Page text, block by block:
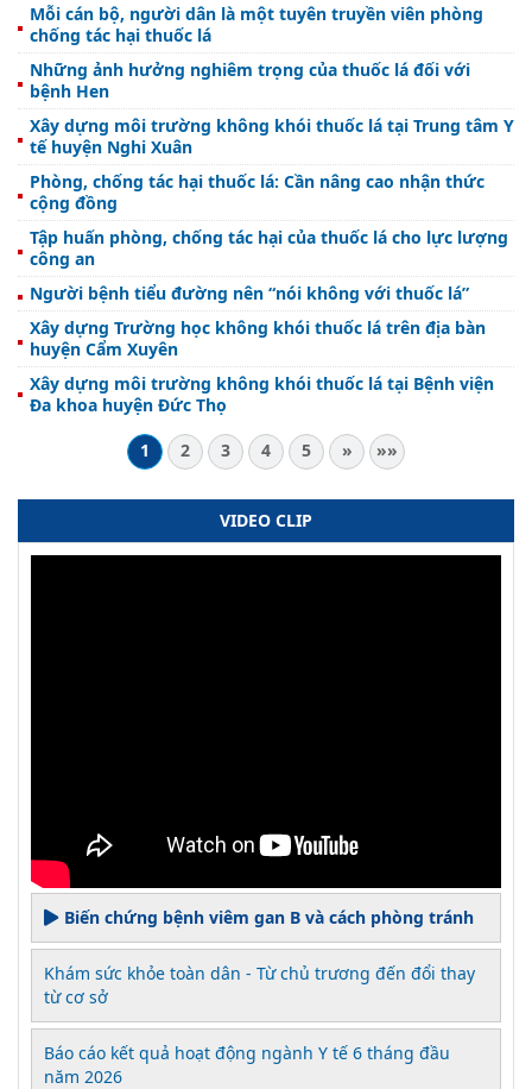
Mỗi cán bộ, người dân là một tuyên truyền viên phòng
chống tác hại thuốc lá
Những ảnh hưởng nghiêm trọng của thuốc lá đối với
bệnh Hen
Xây dựng môi trường không khói thuốc lá tại Trung tâm Y
tế huyện Nghi Xuân
Phòng, chống tác hại thuốc lá: Cần nâng cao nhận thức
cộng đồng
Tập huấn phòng, chống tác hại của thuốc lá cho lực lượng
công an
Người bệnh tiểu đường nên “nói không với thuốc lá”
Xây dựng Trường học không khói thuốc lá trên địa bàn
huyện Cẩm Xuyên
Xây dựng môi trường không khói thuốc lá tại Bệnh viện
Đa khoa huyện Đức Thọ
1
2 3 4 5 » »»
VIDEO CLIP
Biến chứng bệnh viêm gan B và cách phòng tránh
Khám sức khỏe toàn dân - Từ chủ trương đến đổi thay
từ cơ sở
Báo cáo kết quả hoạt động ngành Y tế 6 tháng đầu
năm 2026